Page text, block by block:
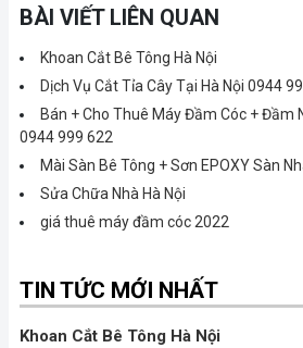
BÀI VIẾT LIÊN QUAN
Khoan Cắt Bê Tông Hà Nội
Dịch Vụ Cắt Tỉa Cây Tại Hà Nội 0944
Bán + Cho Thuê Máy Đầm Cóc + Đầm
0944 999 622
Mài Sàn Bê Tông + Sơn EPOXY Sàn
Sửa Chữa Nhà Hà Nội
giá thuê máy đầm cóc 2022
TIN TỨC MỚI NHẤT
Khoan Cắt Bê Tông Hà Nội